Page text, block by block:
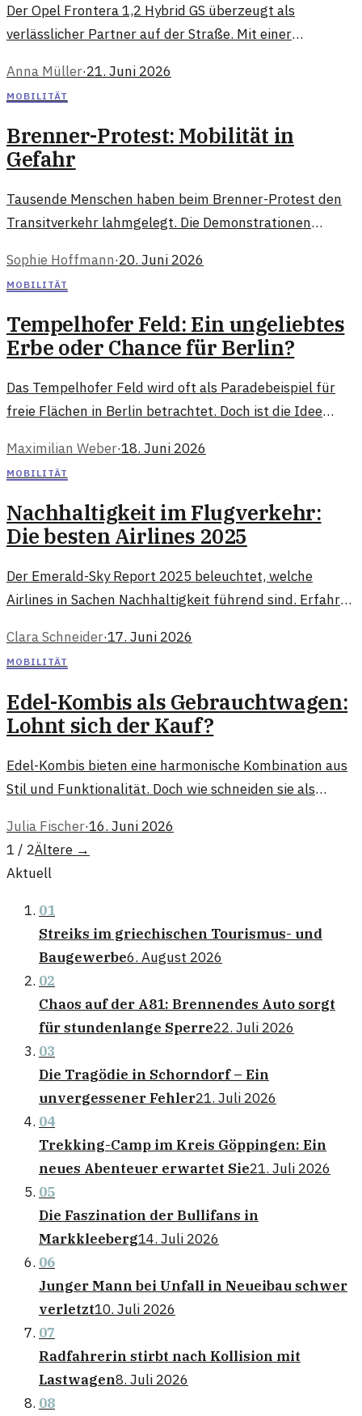
Der Opel Frontera 1,2 Hybrid GS überzeugt als
verlässlicher Partner auf der Straße. Mit einer
geht er neue Wege in der Mobilität.
Anna Müller·21. Juni 2026
MOBILITÄT
Brenner-Protest: Mobilität in
Gefahr
Tausende Menschen haben beim Brenner-Protest den
Transitverkehr lahmgelegt. Die Demonstrationen
Sophie Hoffmann·20. Juni 2026
MOBILITÄT
Tempelhofer Feld: Ein ungeliebtes
Erbe oder Chance für Berlin?
Das Tempelhofer Feld wird oft als Paradebeispiel für
freie Flächen in Berlin betrachtet. Doch ist die Idee
Blick auf die Argumente.
Maximilian Weber·18. Juni 2026
MOBILITÄT
Nachhaltigkeit im Flugverkehr:
Die besten Airlines 2025
Der Emerald-Sky Report 2025 beleuchtet, welche
Airlines in Sachen Nachhaltigkeit führend sind. Erfahren
ökologischen Fußabdruck minimieren.
Clara Schneider·17. Juni 2026
MOBILITÄT
Edel-Kombis als Gebrauchtwagen:
Lohnt sich der Kauf?
Edel-Kombis bieten eine harmonische Kombination aus
Stil und Funktionalität. Doch wie schneiden sie als
Vor- und Nachteile.
Julia Fischer·16. Juni 2026
1 / 2Ältere →
Aktuell
01
Streiks im griechischen Tourismus- und
Baugewerbe6. August 2026
02
Chaos auf der A81: Brennendes Auto sorgt
für stundenlange Sperre22. Juli 2026
03
Die Tragödie in Schorndorf – Ein
unvergessener Fehler21. Juli 2026
04
Trekking-Camp im Kreis Göppingen: Ein
neues Abenteuer erwartet Sie21. Juli 2026
05
Die Faszination der Bullifans in
Markkleeberg14. Juli 2026
06
Junger Mann bei Unfall in Neueibau schwer
verletzt10. Juli 2026
07
Radfahrerin stirbt nach Kollision mit
Lastwagen8. Juli 2026
08